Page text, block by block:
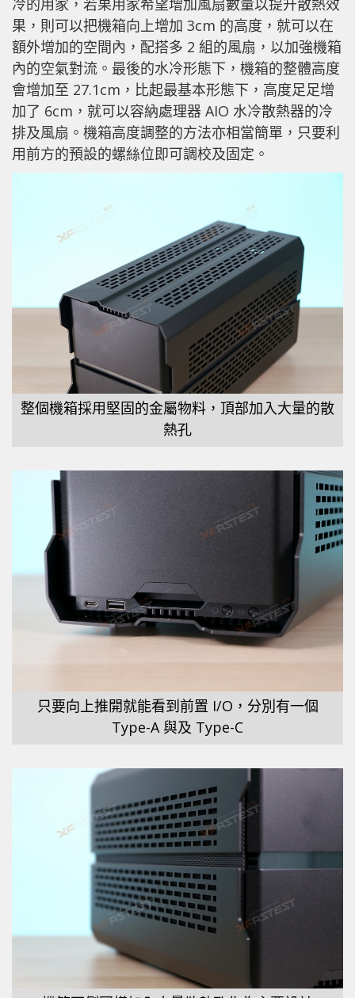
冷的用家，若果用家希望增加風扇數量以提升散熱效
果，則可以把機箱向上增加 3cm 的高度，就可以在
額外增加的空間內，配搭多 2 組的風扇，以加強機箱
內的空氣對流。最後的水冷形態下，機箱的整體高度
會增加至 27.1cm，比起最基本形態下，高度足足增
加了 6cm，就可以容納處理器 AIO 水冷散熱器的冷
排及風扇。機箱高度調整的方法亦相當簡單，只要利
用前方的預設的螺絲位即可調校及固定。
整個機箱採用堅固的金屬物料，頂部加入大量的散
熱孔
只要向上推開就能看到前置 I/O，分別有一個
Type-A 與及 Type-C